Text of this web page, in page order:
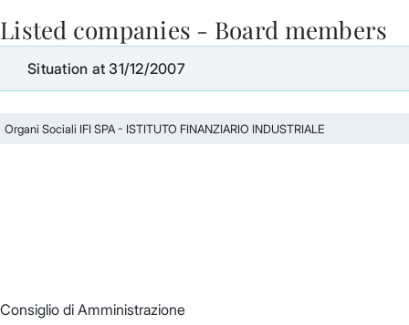
Skip to Main Content
Listed companies - Board members
Situation at 31/12/2007
Organi Sociali IFI SPA - ISTITUTO FINANZIARIO INDUSTRIALE
Consiglio di Amministrazione